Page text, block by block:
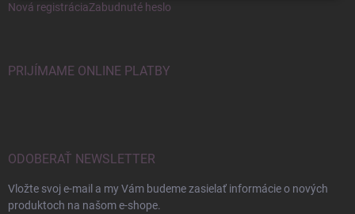
Nová registráciaZabudnuté heslo
PRIJÍMAME ONLINE PLATBY
ODOBERAŤ NEWSLETTER
Vložte svoj e-mail a my Vám budeme zasielať informácie o nových
produktoch na našom e-shope.